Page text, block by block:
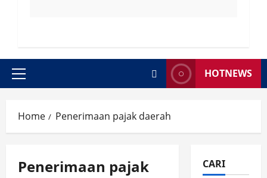
Primary
HOTNEWS
Home Penerimaan pajak daerah
Penerimaan pajak
CARI